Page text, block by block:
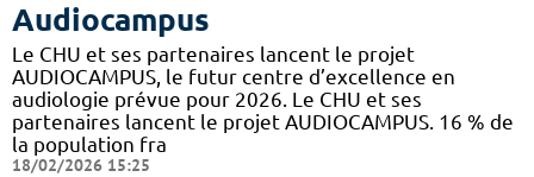
Audiocampus
Le CHU et ses partenaires lancent le projet
AUDIOCAMPUS, le futur centre d’excellence en
audiologie prévue pour 2026. Le CHU et ses
partenaires lancent le projet AUDIOCAMPUS. 16 % de
la population fra
18/02/2026 15:25